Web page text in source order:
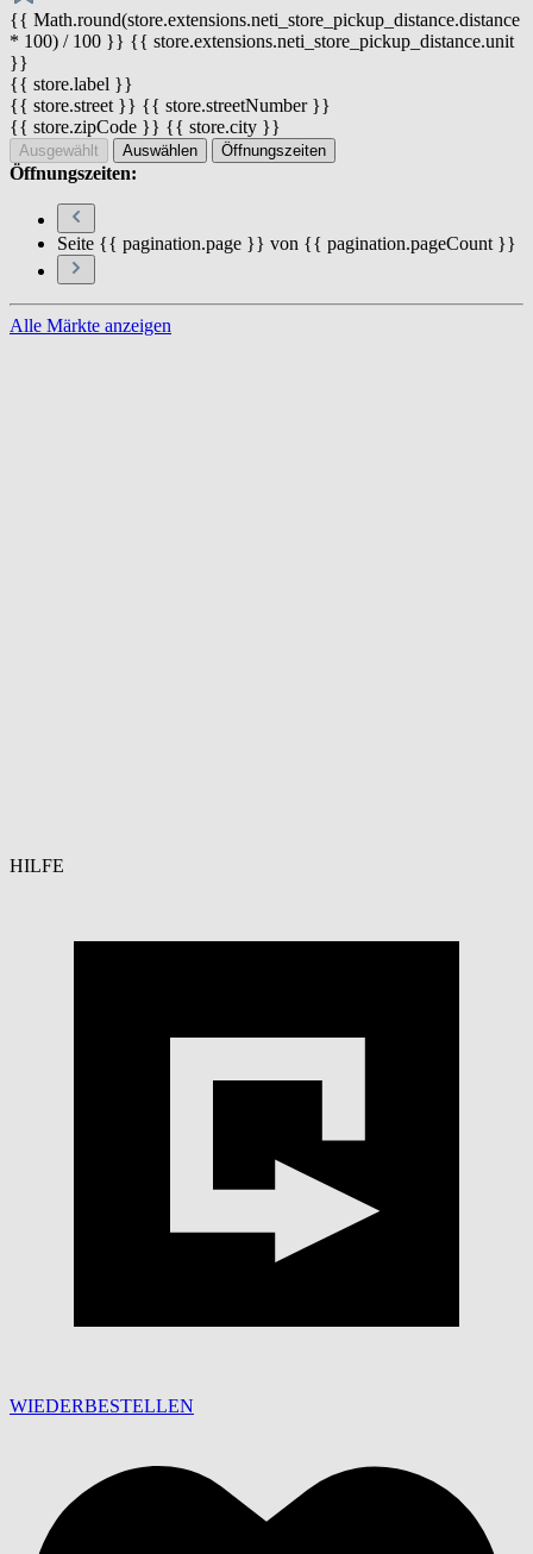
{{ Math.round(store.extensions.neti_store_pickup_distance.distance
* 100) / 100 }} {{ store.extensions.neti_store_pickup_distance.unit
}}
{{ store.label }}
{{ store.street }} {{ store.streetNumber }}
{{ store.zipCode }} {{ store.city }}
Ausgewählt Auswählen Öffnungszeiten
Öffnungszeiten:
Seite {{ pagination.page }} von {{ pagination.pageCount }}
Alle Märkte anzeigen
HILFE
WIEDERBESTELLEN